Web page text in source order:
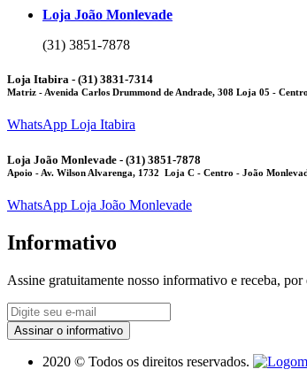
Loja João Monlevade
(31) 3851-7878
Loja Itabira - (31) 3831-7314
Matriz - Avenida Carlos Drummond de Andrade, 308 Loja 05 -
WhatsApp Loja Itabira
Loja João Monlevade - (31) 3851-7878
Apoio - Av. Wilson Alvarenga, 1732 Loja C - Centro - João
WhatsApp Loja João Monlevade
Informativo
Assine gratuitamente nosso informativo e receba,
Assinar o informativo
2020 © Todos os direitos reservados.